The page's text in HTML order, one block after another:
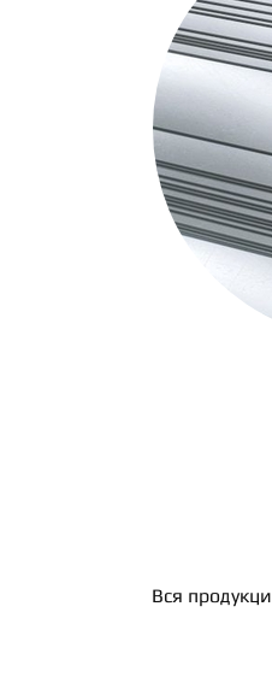
Вся